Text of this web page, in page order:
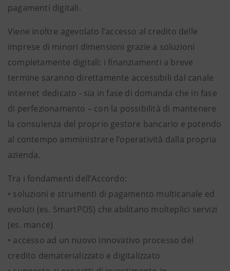
pagamenti digitali.
Viene inoltre agevolato l’accesso al credito delle
imprese di minori dimensioni grazie a soluzioni
completamente digitali: i finanziamenti a breve
termine saranno direttamente accessibili dal canale
internet dedicato - sia in fase di domanda che in fase
di perfezionamento – con la possibilità di mantenere
la consulenza del proprio gestore bancario e potendo
al contempo amministrare l’operatività dalla propria
azienda.
Tra i fondamenti dell’Accordo:
• soluzioni e strumenti di pagamento multicanale ed
evoluti (es. SmartPOS) che abilitano molteplici servizi
(es. mance)
• accesso ad un nuovo innovativo processo del
credito dematerializzato e digitalizzato